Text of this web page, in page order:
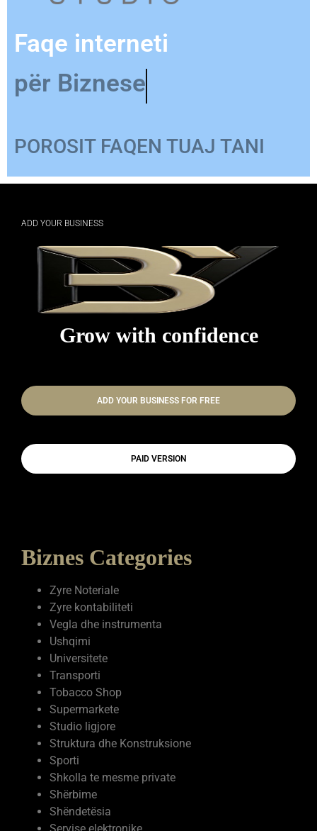
Faqe interneti
POROSIT FAQEN TUAJ TANI
ADD YOUR BUSINESS
Grow with confidence
Zyre Noteriale
Zyre kontabiliteti
Vegla dhe instrumenta
Ushqimi
Universitete
Transporti
Tobacco Shop
Supermarkete
Studio ligjore
Struktura dhe Konstruksione
Sporti
Shkolla te mesme private
Shërbime
Shëndetësia
Servise elektronike
Servise autovetura
Security